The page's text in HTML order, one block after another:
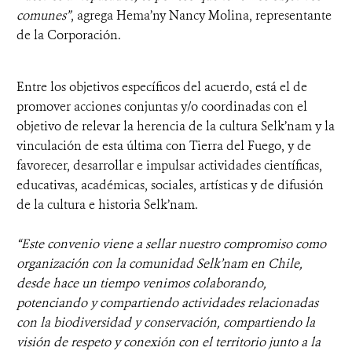
comunes”, agrega Hema’ny Nancy Molina, representante
de la Corporación.
Entre los objetivos específicos del acuerdo, está el de
promover acciones conjuntas y/o coordinadas con el
objetivo de relevar la herencia de la cultura Selk’nam y la
vinculación de esta última con Tierra del Fuego, y de
favorecer, desarrollar e impulsar actividades científicas,
educativas, académicas, sociales, artísticas y de difusión
de la cultura e historia Selk’nam.
“Este convenio viene a sellar nuestro compromiso como
organización con la comunidad Selk’nam en Chile,
desde hace un tiempo venimos colaborando,
potenciando y compartiendo actividades relacionadas
con la biodiversidad y conservación, compartiendo la
visión de respeto y conexión con el territorio junto a la